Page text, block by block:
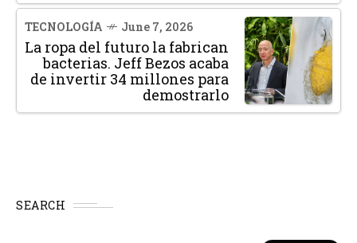
TECNOLOGÍA June 7, 2026
La ropa del futuro la fabrican
bacterias. Jeff Bezos acaba
de invertir 34 millones para
demostrarlo
SEARCH